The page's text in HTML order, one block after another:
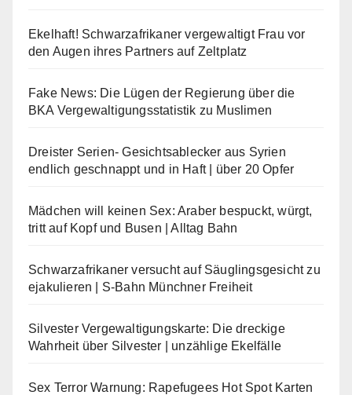
Ekelhaft! Schwarzafrikaner vergewaltigt Frau vor
den Augen ihres Partners auf Zeltplatz
Fake News: Die Lügen der Regierung über die
BKA Vergewaltigungsstatistik zu Muslimen
Dreister Serien- Gesichtsablecker aus Syrien
endlich geschnappt und in Haft | über 20 Opfer
Mädchen will keinen Sex: Araber bespuckt, würgt,
tritt auf Kopf und Busen | Alltag Bahn
Schwarzafrikaner versucht auf Säuglingsgesicht zu
ejakulieren | S-Bahn Münchner Freiheit
Silvester Vergewaltigungskarte: Die dreckige
Wahrheit über Silvester | unzählige Ekelfälle
Sex Terror Warnung: Rapefugees Hot Spot Karten